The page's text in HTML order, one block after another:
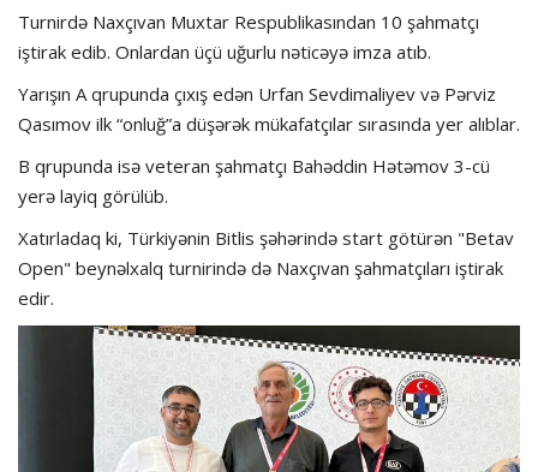
Turnirdə Naxçıvan Muxtar Respublikasından 10 şahmatçı
iştirak edib. Onlardan üçü uğurlu nəticəyə imza atıb.
Yarışın A qrupunda çıxış edən Urfan Sevdimaliyev və Pərviz
Qasımov ilk “onluğ”a düşərək mükafatçılar sırasında yer alıblar.
B qrupunda isə veteran şahmatçı Bahəddin Hətəmov 3-cü
yerə layiq görülüb.
Xatırladaq ki, Türkiyənin Bitlis şəhərində start götürən "Betav
Open" beynəlxalq turnirində də Naxçıvan şahmatçıları iştirak
edir.